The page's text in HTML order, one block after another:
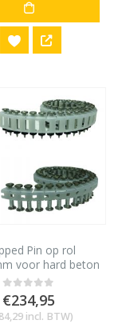
Pin op rol
voor hard beton
10mm HN120
(1000st)
0out of 5
€234,95
incl. BTW)